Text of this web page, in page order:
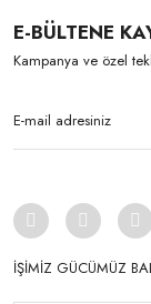
E-BÜLTENE
Kampanya ve özel
İŞİMİZ GÜCÜMÜZ